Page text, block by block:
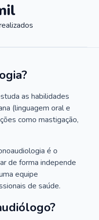
as habilidades
(linguagem oral e
como mastigação,
é o
de forma independe
equipe
de saúde.